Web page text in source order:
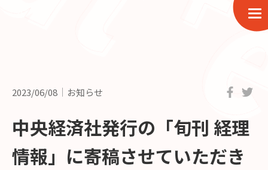
2023/06/08 お知らせ
中央経済社発行の「旬刊 経理
情報」に寄稿させていただき